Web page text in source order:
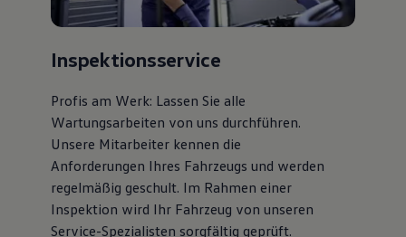
Inspektionsservice
Profis am Werk: Lassen Sie alle
Wartungsarbeiten von uns durchführen.
Unsere Mitarbeiter kennen die
Anforderungen Ihres Fahrzeugs und werden
regelmäßig geschult. Im Rahmen einer
Inspektion wird Ihr Fahrzeug von unseren
Service-Spezialisten sorgfältig geprüft.